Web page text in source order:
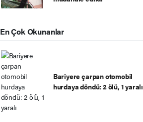
En Çok Okunanlar
Bariyere çarpan otomobil
hurdaya döndü: 2 ölü, 1 yaralı